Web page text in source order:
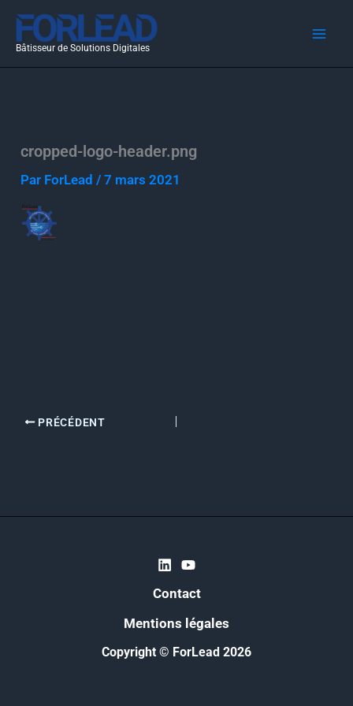
Aller
contenu
Bâtisseur de Solutions Digitales
cropped-logo-header.png
Par ForLead/7 mars 2021
PRÉCÉDENT
Contact
Mentions légales
Copyright © ForLead 2026